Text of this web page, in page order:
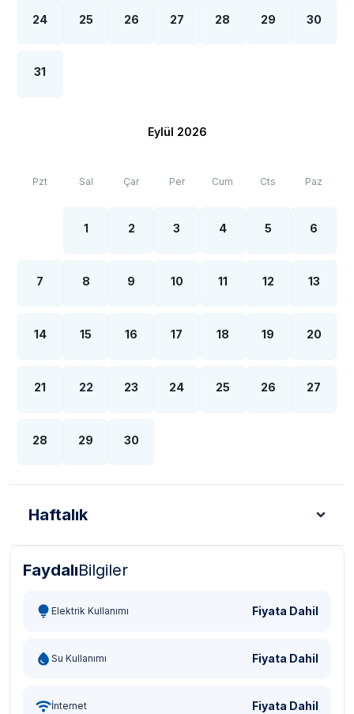
24 25 26 27 28 29 30
31
Eylül 2026
Pzt Sal Çar Per Cum Cts Paz
1 2 3 4 5 6
7 8 9 10 11 12 13
14 15 16 17 18 19 20
21 22 23 24 25 26 27
28 29 30
Haftalık
Türk Lirası - TL
FaydalıBilgiler
Elektrik Kullanımı Fiyata Dahil
Su Kullanımı Fiyata Dahil
İnternet Fiyata Dahil